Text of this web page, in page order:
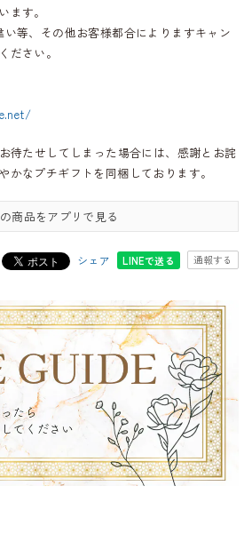
ます。
等、その他お客様都合によりますキャン
ださい。
待たせしてしまった場合には、感謝とお詫
かなプチギフトを同梱しております。
商品をアプリで見る
シェア LINEで送る 通報する